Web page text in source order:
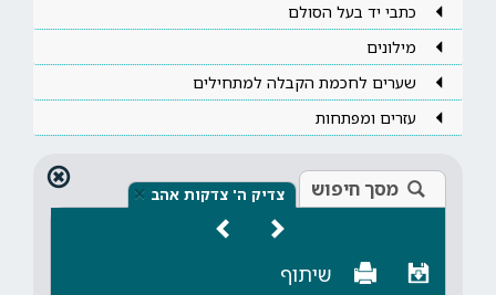
כתבי יד בעל הסולם
מילונים
שערים לחכמת הקבלה למתחילים
עזרים ומפתחות
מסך חיפוש צדיק ה' צדקות אהב ×
שיתוף